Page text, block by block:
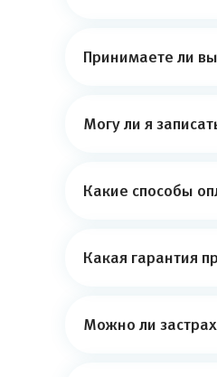
Принимаете ли
Могу ли я
Какие способы
Какая гарантия
Можно ли